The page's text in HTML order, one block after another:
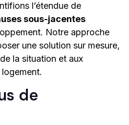
l’étendue de
sous-jacentes
Notre approche
une solution sur mesure,
la situation et aux
de